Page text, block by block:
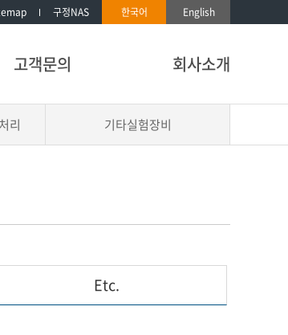
구정NAS 한국어 English
고객문의 회사소개
리 기타실험장비
Etc.